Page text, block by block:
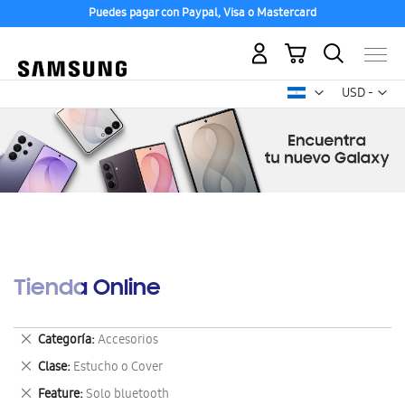
Puedes pagar con Paypal, Visa o Mastercard
USD -
dólar
Mi carrito
Tienda Online
Categoría Accesorios
Eliminar
este
artículo
Clase Estucho o Cover
Eliminar
este
Feature Solo bluetooth
Eliminar